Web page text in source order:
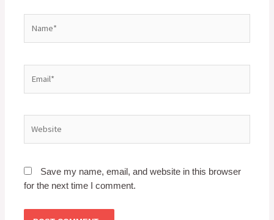
Save my name, email, and website in this browser
for the next time I comment.